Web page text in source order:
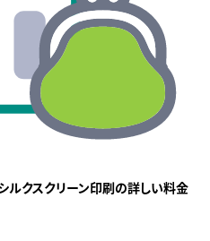
ルクスクリーン印刷の詳しい料金